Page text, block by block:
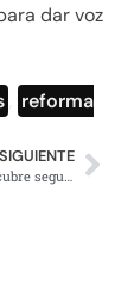
dar voz
reforma
SIGUIENTE